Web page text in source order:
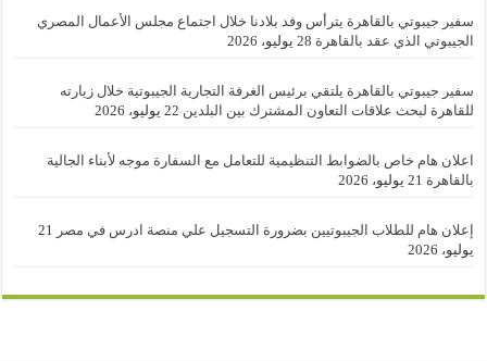
سفير جيبوتي بالقاهرة يترأس وفد بلادنا خلال اجتماع مجلس الأعمال المصري
الجيبوتي الذي عقد بالقاهرة 28 يوليو، 2026
سفير جيبوتي بالقاهرة يلتقي برئيس الغرفة التجارية الجيبوتية خلال زيارته
للقاهرة لبحث علاقات التعاون المشترك بين البلدين 22 يوليو، 2026
اعلان هام خاص بالضوابط التنظيمية للتعامل مع السفارة موجه لأبناء الجالية
بالقاهرة 21 يوليو، 2026
إعلان هام للطلاب الجيبوتيين بضرورة التسجيل علي منصة ادرس في مصر 21
يوليو، 2026